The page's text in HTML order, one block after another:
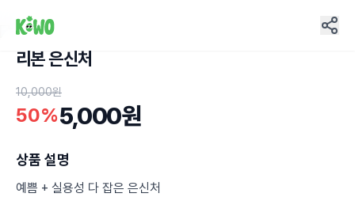
리본 은신처
10,000원
50%5,000원
상품 설명
예쁨 + 실용성 다 잡은 은신처